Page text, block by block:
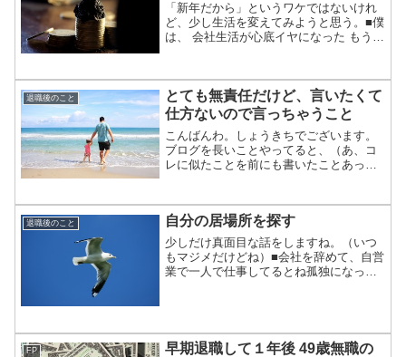
「新年だから」というワケではないけれ
ど、少し生活を変えてみようと思う。■僕
は、 会社生活が心底イヤになった もう疲
らないと気づいたので、休職した後で、
会社を辞めた。...
退職後のこと
とても無責任だけど、言いたくて
仕方ないので言っちゃうこと
こんばんわ。しょうきちでございます。
ブログを長いことやってると、（あ、コ
レに似たことを前にも書いたことあった
分のブログの過去記事を検索したらほぼ
同じ内容の記事を見つけま...
退職後のこと 自分の居場所を探す
少しだけ真面目な話をしますね。（いつ
もマジメだけどね）■会社を辞めて、自営
業で一人で仕事してるとね孤独になって
がっていくのかもしれな...
FP
早期退職して１年後 49歳無職の